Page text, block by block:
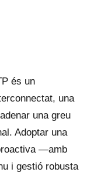
és un
una
una greu
Adoptar una
—amb
i gestió robusta